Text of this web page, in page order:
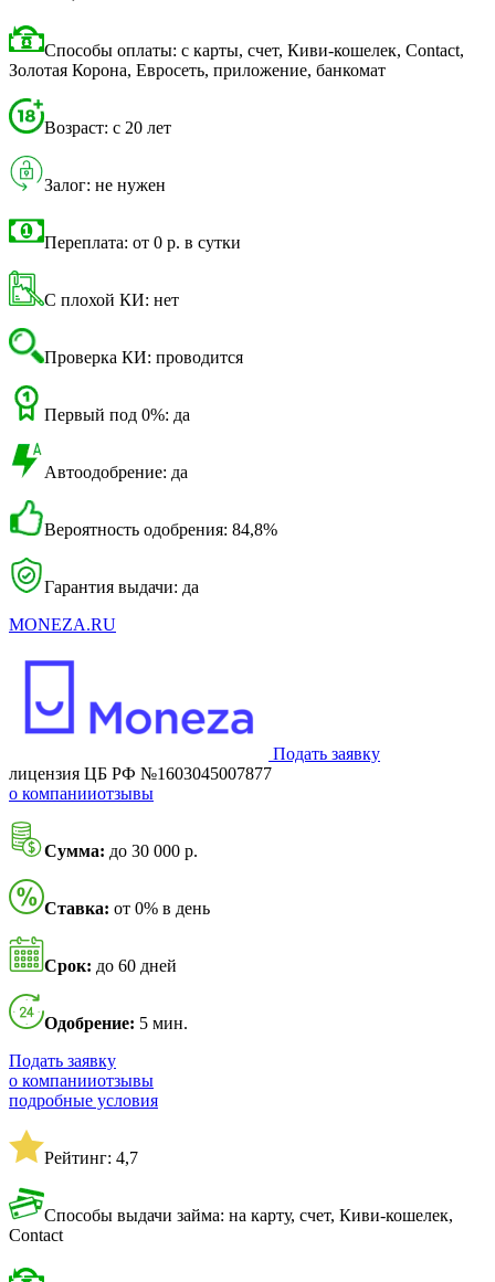
Способы оплаты: с карты, счет, Киви-кошелек, Contact,
Золотая Корона, Евросеть, приложение, банкомат
Возраст: с 20 лет
Залог: не нужен
Переплата: от 0 р. в сутки
С плохой КИ: нет
Проверка КИ: проводится
Первый под 0%: да
Автоодобрение: да
Вероятность одобрения: 84,8%
Гарантия выдачи: да
MONEZA.RU
Подать заявку
лицензия ЦБ РФ №1603045007877
о компанииотзывы
Сумма: до 30 000 р.
Ставка: от 0% в день
Срок: до 60 дней
Одобрение: 5 мин.
Подать заявку
о компанииотзывы
подробные условия
Рейтинг: 4,7
Способы выдачи займа: на карту, счет, Киви-кошелек,
Contact